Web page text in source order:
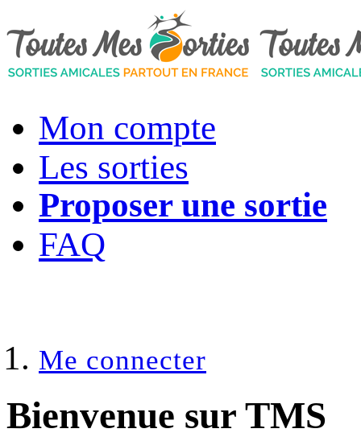
Mon compte
Les sorties
Proposer une sortie
FAQ
Me connecter
Bienvenue sur TMS